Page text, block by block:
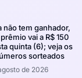
não tem ganhador,
vai a R$ 150
quinta (6); veja os
sorteados
de 2026